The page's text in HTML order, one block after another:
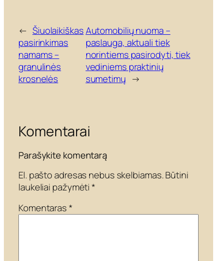
← Šiuolaikiškas
pasirinkimas
namams –
granulinės
krosnelės
Automobilių nuoma –
paslauga, aktuali tiek
norintiems pasirodyti, tiek
vediniems praktinių
sumetimų →
Komentarai
Parašykite komentarą
El. pašto adresas nebus skelbiamas.Būtini
laukeliai pažymėti*
Komentaras*